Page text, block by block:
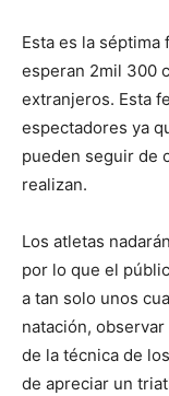
Esta es la
esperan 2mil 300
extranjeros. Esta
espectadores ya
pueden seguir de
realizan.
Los atletas
por lo que el
a tan solo unos
natación,
de la técnica de
de apreciar un